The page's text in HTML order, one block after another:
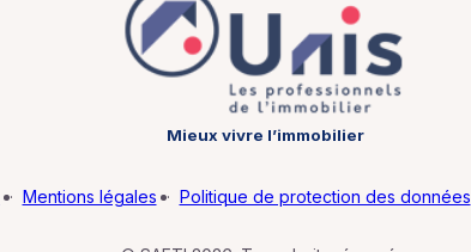
Mieux vivre l’immobilier
· Mentions légales · Politique de protection des données